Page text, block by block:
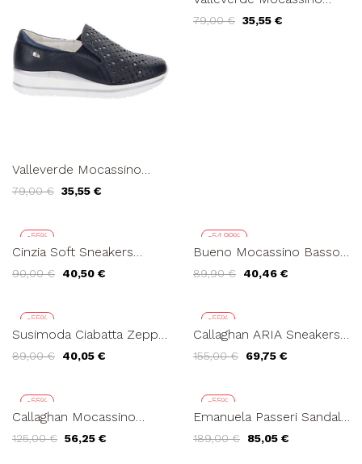
Valleverde Mocassino
Zeppa Media Blu
79,00 € 35,55 €
Zeppa Media Crema
79,00 € 35,55 €
-55%
Cinzia Soft Sneakers
Zip Camoscio Talpa
90,00 € 40,50 €
-54,99%
Bueno Mocassino Basso
Bianco
89,90 € 40,46 €
-55%
Susimoda Ciabatta Zeppa
Incrocio Bianco
89,00 € 40,05 €
-55%
Callaghan ARIA Sneakers
155,00 € 69,75 €
-55%
Callaghan Mocassino
Accessorio Naplak Rosa
125,00 € 56,25 €
-55%
Emanuela Passeri Sandalo
Cuciture Rosso
189,00 € 85,05 €